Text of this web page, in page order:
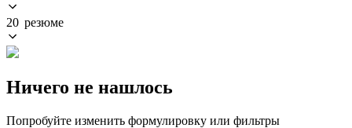
20 резюме
Ничего не нашлось
Попробуйте изменить формулировку или фильтры